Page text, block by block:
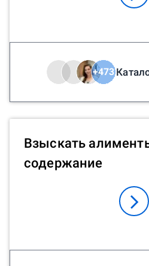
+473
Взыскать
содержание